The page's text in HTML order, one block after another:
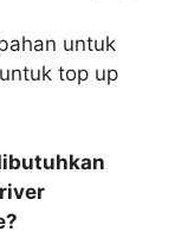
untuk
top up